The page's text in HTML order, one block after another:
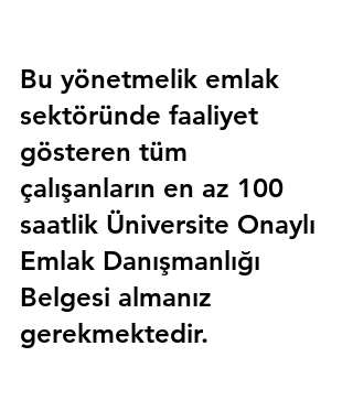
Bu yönetmelik emlak
sektöründe faaliyet
gösteren tüm
çalışanların en az 100
saatlik Üniversite Onaylı
Emlak Danışmanlığı
Belgesi almanız
gerekmektedir.